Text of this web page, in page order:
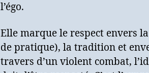
l’égo.
Elle marque le respect envers
de pratique), la tradition et
travers d’un violent combat,